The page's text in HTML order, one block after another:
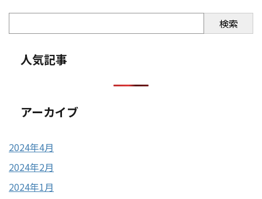
検索
人気記事
アーカイブ
2024年4月
2024年2月
2024年1月